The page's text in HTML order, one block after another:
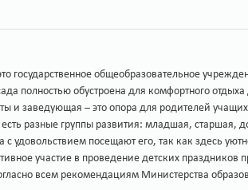
государственное общеобразовательное
полностью обустроена для комфортного
и заведующая – это опора для родителей
разные группы развития: младшая, старшая,
с удовольствием посещают его, так как здесь
участие в проведение детских
всем рекомендациям Министерства